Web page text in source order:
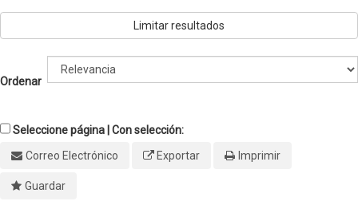
Limitar resultados
Ordenar
Seleccione página | Con selección:
Correo Electrónico
Exportar Imprimir
Guardar